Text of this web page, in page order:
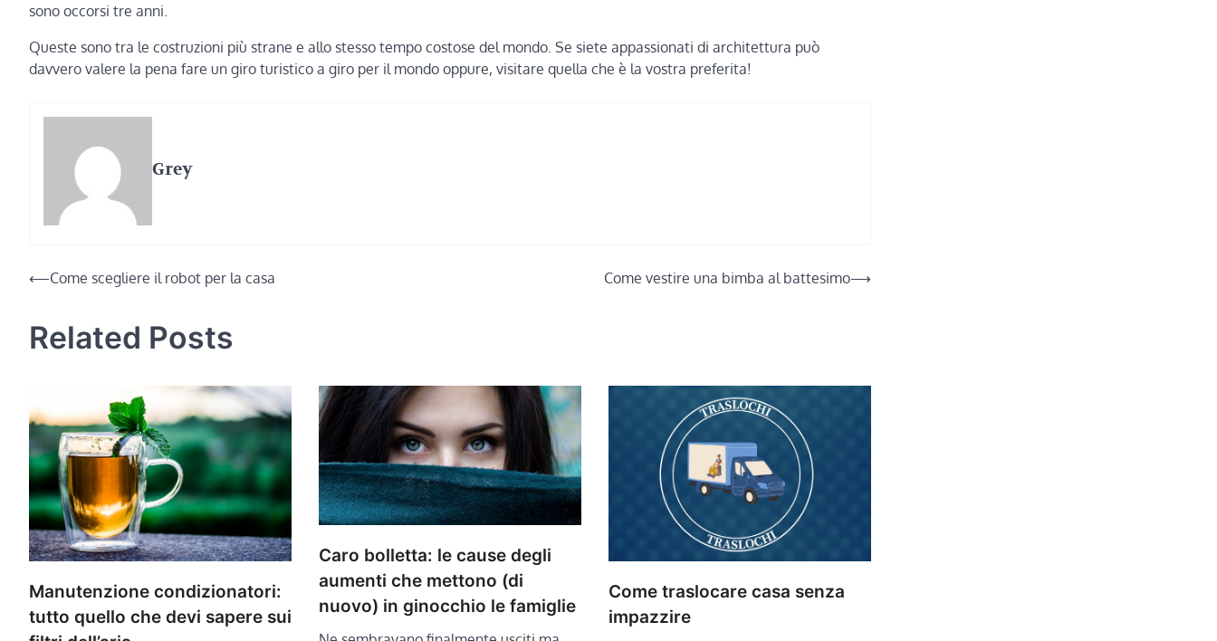
sono occorsi tre anni.
Queste sono tra le costruzioni più strane e allo stesso tempo costose del mondo. Se siete appassionati di architettura può
davvero valere la pena fare un giro turistico a giro per il mondo oppure, visitare quella che è la vostra preferita!
Grey
Navigazione
⟵Come scegliere il robot per la casa Come vestire una bimba al battesimo⟶
Related Posts
Manutenzione condizionatori:
tutto quello che devi sapere sui
Caro bolletta: le cause degli
aumenti che mettono (di
nuovo) in ginocchio le famiglie
Come traslocare casa senza
impazzire